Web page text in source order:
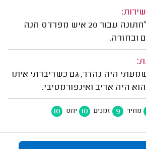
הסעה לחתונה עבור 20 איש מפרדס חנה
ובחזרה.
היה נהדר, גם כשדיברתי איתו
היה אדיב ואינפורמטיבי.
מחיר 9 זמנים 10 יחס 10